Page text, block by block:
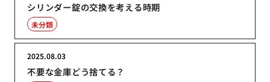
シリンダー錠の交換を考える時期
未分類
不要な金庫どう捨てる？
2025.08.03